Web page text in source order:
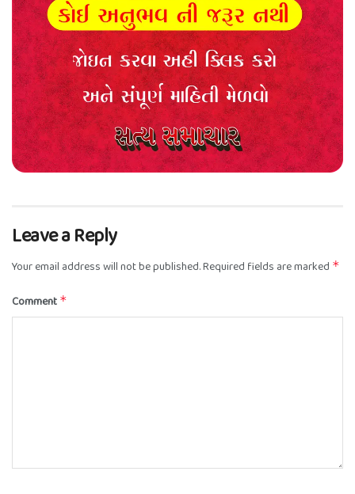
Leave a Reply
Your email address will not be published.Required fields are marked *
Comment *